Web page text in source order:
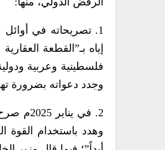
إياه بـ”القطعة
فلسطينية وعربية
وجدد دعواته بضرورة
2. في
وهدد باستخدام القوة